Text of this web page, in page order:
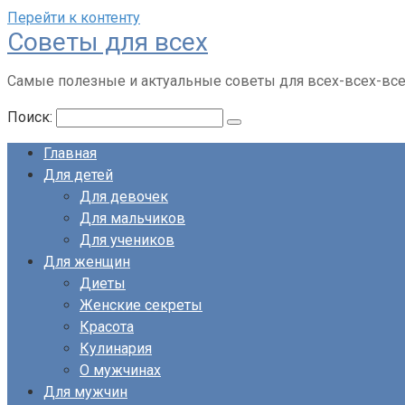
Перейти к контенту
Советы для всех
Самые полезные и актуальные советы для всех-всех-
Поиск:
Главная
Для детей
Для девочек
Для мальчиков
Для учеников
Для женщин
Диеты
Женские секреты
Красота
Кулинария
О мужчинах
Для мужчин